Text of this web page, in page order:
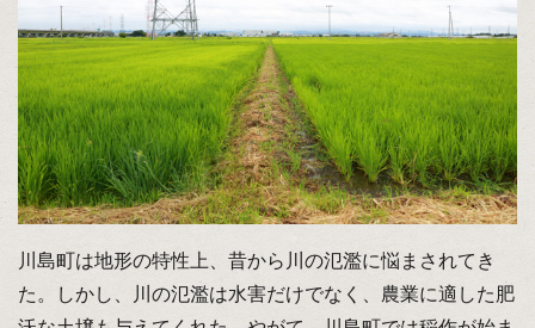
川島町は地形の特性上、昔から川の氾濫に悩まされてき
た。しかし、川の氾濫は水害だけでなく、農業に適した肥